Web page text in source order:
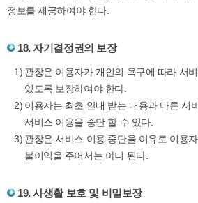
정보를 제공하여야 한다.
18. 자기결정권의 보장
관장은 이용자가 개인의 욕구에 따라 서
있도록 보장하여야 한다.
이용자는 최초 안내 받는 내용과 다른 서
서비스 이용을 중단 할 수 있다.
관장은 서비스 이용 중단을 이유로 이용
불이익을 주어서는 아니 된다.
19. 사생활 보호 및 비밀보장